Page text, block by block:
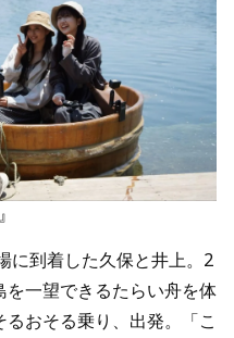
に到着した久保と井上。2
一望できるたらい舟を体
おそる乗り、出発。「こ